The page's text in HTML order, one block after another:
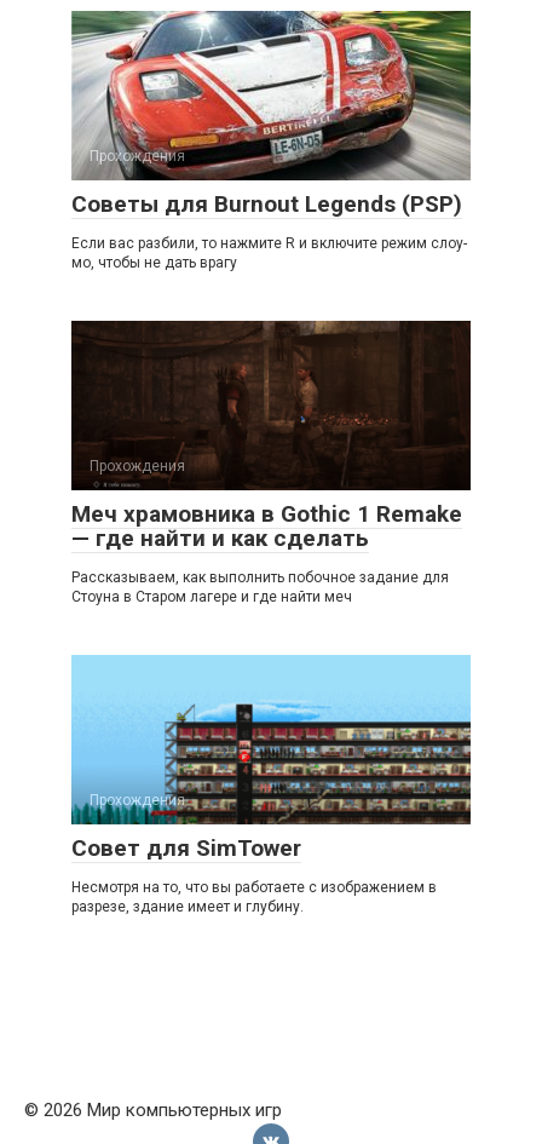
Прохождения
Советы для Burnout Legends (PSP)
Если вас разбили, то нажмите R и включите режим слоу-
мо, чтобы не дать врагу
Прохождения
Меч храмовника в Gothic 1 Remake
— где найти и как сделать
Рассказываем, как выполнить побочное задание для
Стоуна в Старом лагере и где найти меч
Прохождения
Совет для SimTower
Несмотря на то, что вы работаете с изображением в
разрезе, здание имеет и глубину.
© 2026 Мир компьютерных игр